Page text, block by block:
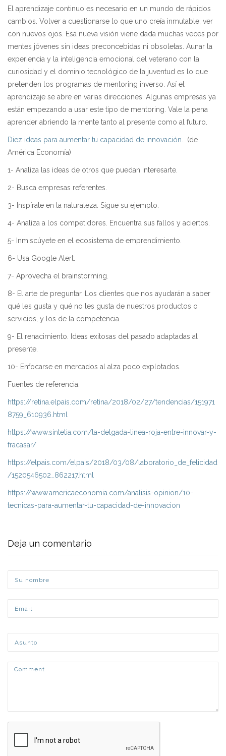
El aprendizaje continuo es necesario en un mundo de rápidos
cambios. Volver a cuestionarse lo que uno creía inmutable, ver
con nuevos ojos. Esa nueva visión viene dada muchas veces por
mentes jóvenes sin ideas preconcebidas ni obsoletas. Aunar la
experiencia y la inteligencia emocional del veterano con la
curiosidad y el dominio tecnológico de la juventud es lo que
pretenden los programas de mentoring inverso. Así el
aprendizaje se abre en varias direcciones. Algunas empresas ya
están empezando a usar este tipo de mentoring. Vale la pena
aprender abriendo la mente tanto al presente como al futuro.
Diez ideas para aumentar tu capacidad de innovación.
(de
América Economía)
1- Analiza las ideas de otros que puedan interesarte.
2- Busca empresas referentes.
3- Inspírate en la naturaleza. Sigue su ejemplo.
4- Analiza a los competidores. Encuentra sus fallos y aciertos.
5- Inmiscúyete en el ecosistema de emprendimiento.
6- Usa Google Alert.
7- Aprovecha el brainstorming.
8- El arte de preguntar. Los clientes que nos ayudarán a saber
qué les gusta y qué no les gusta de nuestros productos o
servicios, y los de la competencia.
9- El renacimiento. Ideas exitosas del pasado adaptadas al
presente.
10- Enfocarse en mercados al alza poco explotados.
Fuentes de referencia:
https://retina.elpais.com/retina/2018/02/27/tendencias/151971
8759_610936.html
https://www.sintetia.com/la-delgada-linea-roja-entre-innovar-y-
fracasar/
https://elpais.com/elpais/2018/03/08/laboratorio_de_felicidad
/1520546502_862217.html
https://www.americaeconomia.com/analisis-opinion/10-
tecnicas-para-aumentar-tu-capacidad-de-innovacion
Deja un comentario